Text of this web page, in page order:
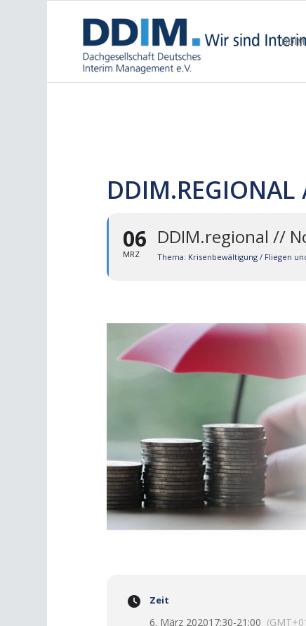
DDIM
06
MRZ
DDIM.regional //
Thema: Krisenbewältigung / Fliegen
Zeit
6. März 202017:30-21:00